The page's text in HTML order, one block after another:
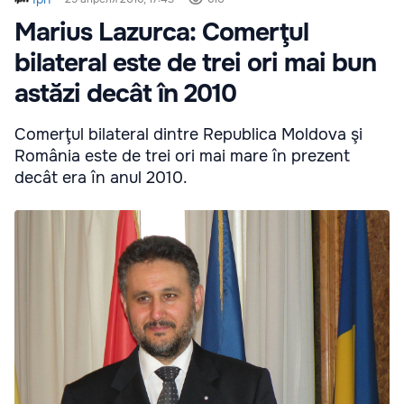
Marius Lazurca: Comerţul
bilateral este de trei ori mai bun
astăzi decât în 2010
Comerţul bilateral dintre Republica Moldova şi
România este de trei ori mai mare în prezent
decât era în anul 2010.